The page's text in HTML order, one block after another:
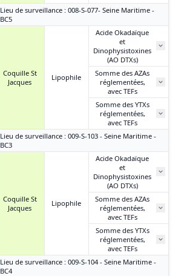
Lieu de surveillance : 008-S-077- Seine Maritime -
BC5
Coquille St
Jacques
Lipophile
Acide Okadaïque
et
Dinophysistoxines
(AO DTXs)
Somme des AZAs
réglementées,
avec TEFs
Somme des YTXs
réglementées,
avec TEFs
Lieu de surveillance : 009-S-103 - Seine Maritime -
BC3
Coquille St
Jacques
Lipophile
Acide Okadaïque
et
Dinophysistoxines
(AO DTXs)
Somme des AZAs
réglementées,
avec TEFs
Somme des YTXs
réglementées,
avec TEFs
Lieu de surveillance : 009-S-104 - Seine Maritime -
BC4